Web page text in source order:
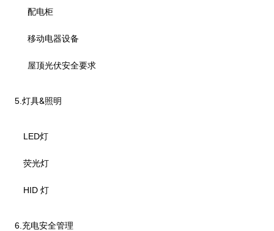
配电柜
移动电器设备
屋顶光伏安全要求
5. 灯具&照明
LED灯
荧光灯
HID 灯
6. 充电安全管理